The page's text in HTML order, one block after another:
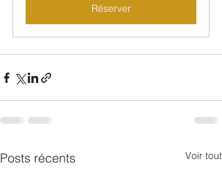
Réserver
Posts récents Voir tout